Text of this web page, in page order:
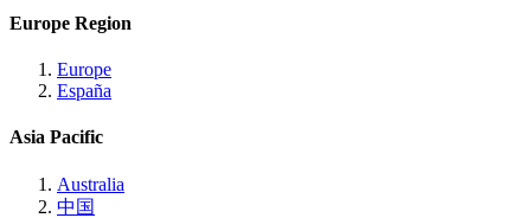
Europe Region
Europe
España
Asia Pacific
Australia
中国